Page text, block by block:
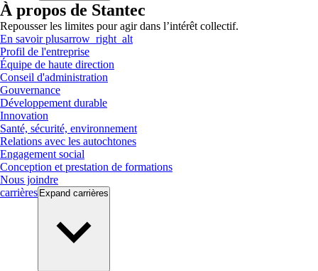
À propos de Stantec
Repousser les limites pour agir dans l’intérêt collectif.
En savoir plusarrow_right_alt
Profil de l'entreprise
Équipe de haute direction
Conseil d'administration
Gouvernance
Développement durable
Innovation
Santé, sécurité, environnement
Relations avec les autochtones
Engagement social
Conception et prestation de formations
Nous joindre
carrières Expand carrières